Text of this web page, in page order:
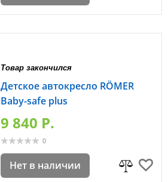
Товар закончился
Детское автокресло RÖMER
Baby-safe plus
9 840 P.
0
Нет в наличии